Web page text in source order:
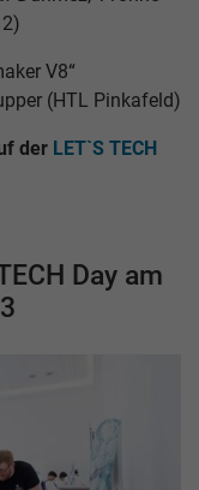
V8“
(HTL Pinkafeld)
der LET`S TECH
Day am